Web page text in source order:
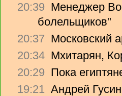
20:39 Менеджер
болельщиков"
20:37 Московский
20:34 Мхитарян,
20:29 Пока
19:21 Андрей